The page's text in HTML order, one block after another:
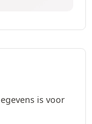
is voor